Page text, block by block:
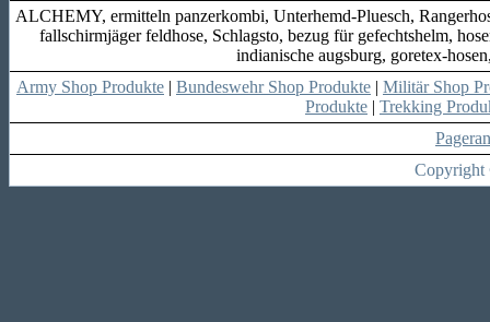
ALCHEMY, ermitteln panzerkombi, Unterhemd-Pluesch,
fallschirmjäger feldhose, Schlagsto, bezug für gefechtshelm,
indianische augsburg, goretex-
Army Shop Produkte | Bundeswehr Shop Produkte | Militär Shop
Produkte | Trekking